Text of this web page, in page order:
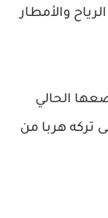
والأمطار
الحالي
تركه هربا من